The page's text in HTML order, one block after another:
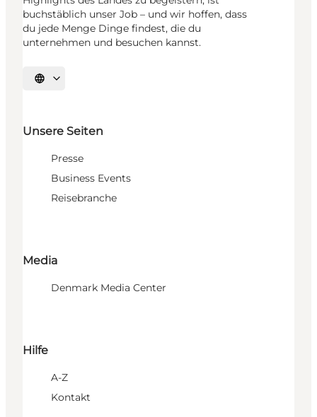
buchstäblich unser Job – und wir hoffen, dass
du jede Menge Dinge findest, die du
unternehmen und besuchen kannst.
Sprache auswählen
Unsere Seiten
Presse
Business Events
Reisebranche
Media
Denmark Media Center
Hilfe
A-Z
Kontakt